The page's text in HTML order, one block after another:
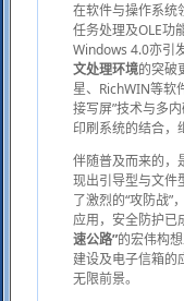
在软件与操作系统
任务处理及OLE功
Windows 4.0亦引
文处理环境的突破
星、RichWIN等软
接写屏”技术与多
印刷系统的结合，
伴随普及而来的，
现出引导型与文件
了激烈的“攻防战”
应用，安全防护已
速公路”的宏伟构
建设及电子信箱的
无限前景。